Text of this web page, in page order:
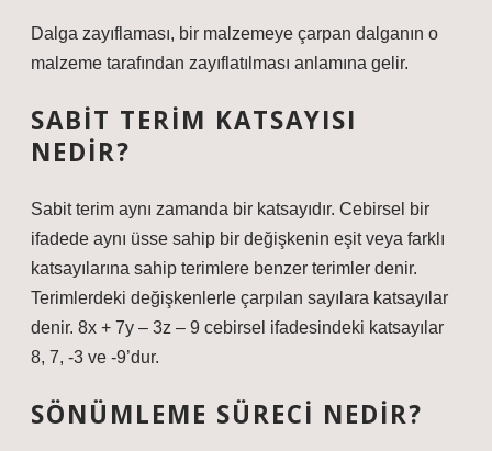
Dalga zayıflaması, bir malzemeye çarpan dalganın o
malzeme tarafından zayıflatılması anlamına gelir.
SABIT TERIM KATSAYISI
NEDIR?
Sabit terim aynı zamanda bir katsayıdır. Cebirsel bir
ifadede aynı üsse sahip bir değişkenin eşit veya farklı
katsayılarına sahip terimlere benzer terimler denir.
Terimlerdeki değişkenlerle çarpılan sayılara katsayılar
denir. 8x + 7y – 3z – 9 cebirsel ifadesindeki katsayılar
8, 7, -3 ve -9’dur.
SÖNÜMLEME SÜRECI NEDIR?